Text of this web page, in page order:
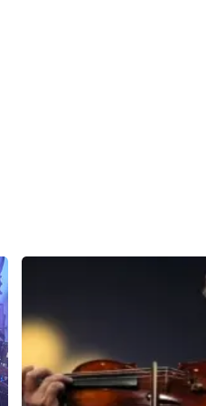
if you have not purchased
may take a few weeks for a
vinden wij erg
het maken van een
soms duurder zijn dan bij